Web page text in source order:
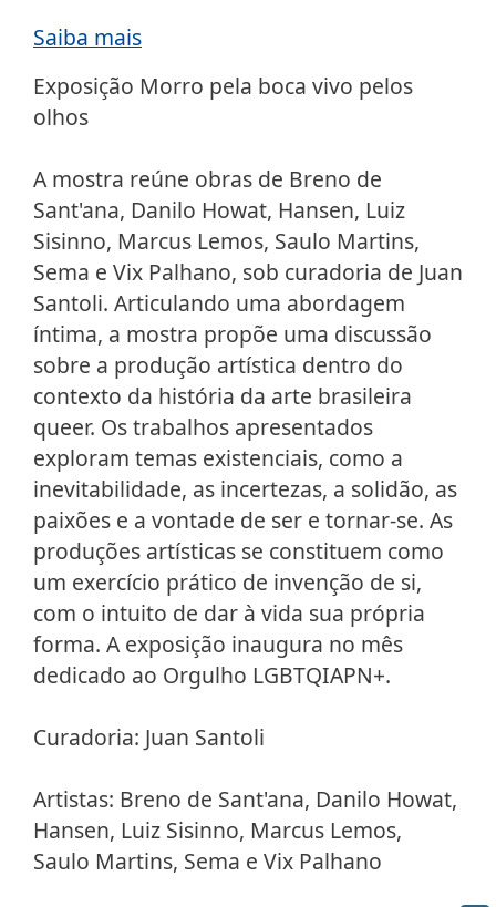
Saiba mais
Exposição Morro pela boca vivo pelos
olhos
A mostra reúne obras de Breno de
Sant'ana, Danilo Howat, Hansen, Luiz
Sisinno, Marcus Lemos, Saulo Martins,
Sema e Vix Palhano, sob curadoria de Juan
Santoli. Articulando uma abordagem
íntima, a mostra propõe uma discussão
sobre a produção artística dentro do
contexto da história da arte brasileira
queer. Os trabalhos apresentados
exploram temas existenciais, como a
inevitabilidade, as incertezas, a solidão, as
paixões e a vontade de ser e tornar-se. As
produções artísticas se constituem como
um exercício prático de invenção de si,
com o intuito de dar à vida sua própria
forma. A exposição inaugura no mês
dedicado ao Orgulho LGBTQIAPN+.
Curadoria: Juan Santoli
Artistas: Breno de Sant'ana, Danilo Howat,
Hansen, Luiz Sisinno, Marcus Lemos,
Saulo Martins, Sema e Vix Palhano